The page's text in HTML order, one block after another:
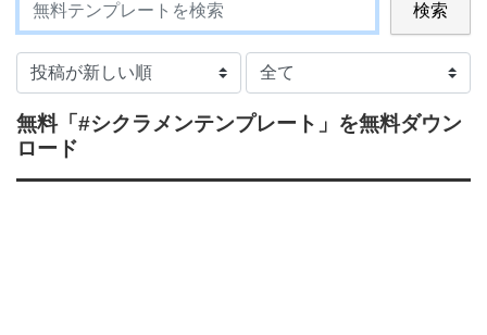
検索
無料「#シクラメンテンプレート」 を無料ダウン
ロード